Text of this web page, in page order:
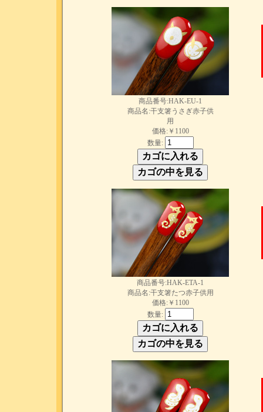
商品番号:HAK-EU-1
商品名:干支箸うさぎ赤子供
用
価格:￥1100
数量:
商品番号:HAK-ETA-1
商品名:干支箸たつ赤子供用
価格:￥1100
数量: